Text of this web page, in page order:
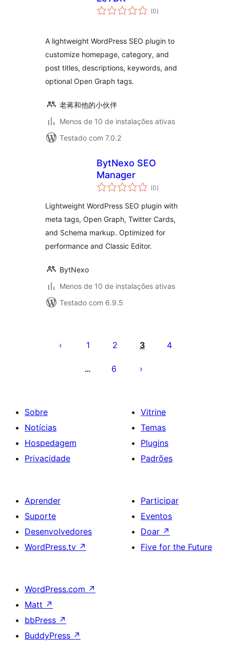
(0total
de
)
A lightweight WordPress SEO plugin to
customize homepage, category, and
post titles, descriptions, keywords, and
optional Open Graph tags.
老蒋和他的小伙伴
Menos de 10 de instalações ativas
Testado com 7.0.2
BytNexo SEO
Manager
(0total
de
)
Lightweight WordPress SEO plugin with
meta tags, Open Graph, Twitter Cards,
and Schema markup. Optimized for
performance and Classic Editor.
BytNexo
Menos de 10 de instalações ativas
Testado com 6.9.5
1 2 3 4
… 6
Sobre
Notícias
Hospedagem
Privacidade
Vitrine
Temas
Plugins
Padrões
Aprender
Suporte
Desenvolvedores
WordPress.tv ↗
Participar
Eventos
Doar ↗
Five for the Future
WordPress.com ↗
Matt ↗
bbPress ↗
BuddyPress ↗